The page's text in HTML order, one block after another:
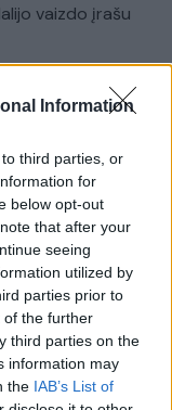
Information
third parties, or
for
below opt-out
that after your
seeing
utilized by
parties prior to
of the further
third parties on the
information may
the IAB’s List of
vaizdo įrašu
00:00:49
šešis